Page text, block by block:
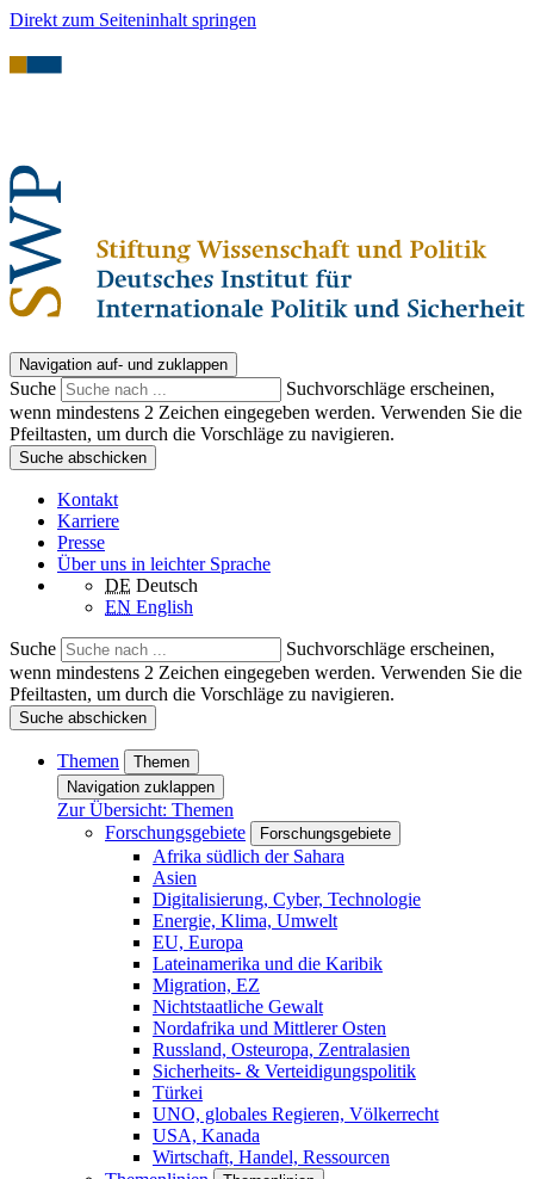
Direkt zum Seiteninhalt springen
Navigation auf- und zuklappen
Suche
Suchvorschläge erscheinen,
wenn mindestens 2 Zeichen eingegeben werden. Verwenden Sie die
Pfeiltasten, um durch die Vorschläge zu navigieren.
Suche abschicken
Kontakt
Karriere
Presse
Über uns in leichter Sprache
DE Deutsch
EN English
Suche
Suchvorschläge erscheinen,
wenn mindestens 2 Zeichen eingegeben werden. Verwenden Sie die
Pfeiltasten, um durch die Vorschläge zu navigieren.
Suche abschicken
Themen
Themen
Navigation zuklappen
Zur Übersicht: Themen
Forschungsgebiete
Forschungsgebiete
Afrika südlich der Sahara
Asien
Digitalisierung, Cyber, Technologie
Energie, Klima, Umwelt
EU, Europa
Lateinamerika und die Karibik
Migration, EZ
Nichtstaatliche Gewalt
Nordafrika und Mittlerer Osten
Russland, Osteuropa, Zentralasien
Sicherheits- & Verteidigungspolitik
Türkei
UNO, globales Regieren, Völkerrecht
USA, Kanada
Wirtschaft, Handel, Ressourcen